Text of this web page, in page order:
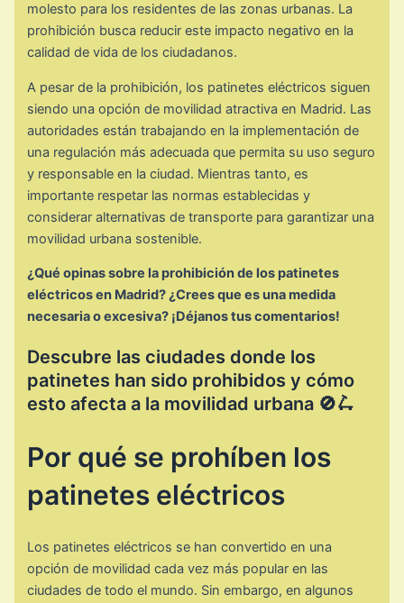
molesto para los residentes de las zonas urbanas. La
prohibición busca reducir este impacto negativo en la
calidad de vida de los ciudadanos.
A pesar de la prohibición, los patinetes eléctricos siguen
siendo una opción de movilidad atractiva en Madrid. Las
autoridades están trabajando en la implementación de
una regulación más adecuada que permita su uso seguro
y responsable en la ciudad. Mientras tanto, es
importante respetar las normas establecidas y
considerar alternativas de transporte para garantizar una
movilidad urbana sostenible.
¿Qué opinas sobre la prohibición de los patinetes
eléctricos en Madrid? ¿Crees que es una medida
necesaria o excesiva? ¡Déjanos tus comentarios!
Descubre las ciudades donde los
patinetes han sido prohibidos y cómo
esto afecta a la movilidad urbana 🚫🛴
Por qué se prohíben los
patinetes eléctricos
Los patinetes eléctricos se han convertido en una
opción de movilidad cada vez más popular en las
ciudades de todo el mundo. Sin embargo, en algunos